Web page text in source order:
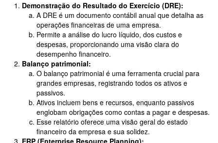
Demonstração do Resultado do Exercício (DRE):
A DRE é um documento contábil anual que detalha as
operações financeiras de uma empresa.
Permite a análise do lucro líquido, dos custos e
despesas, proporcionando uma visão clara do
desempenho financeiro.
Balanço patrimonial:
O balanço patrimonial é uma ferramenta crucial para
grandes empresas, registrando todos os ativos e
passivos.
Ativos incluem bens e recursos, enquanto passivos
englobam obrigações como contas a pagar e despesas.
Esse relatório oferece uma visão geral do estado
financeiro da empresa e sua solidez.